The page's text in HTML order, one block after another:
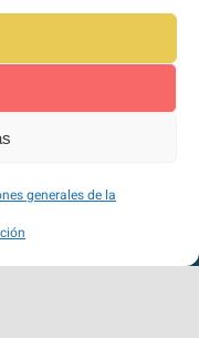
generales de la